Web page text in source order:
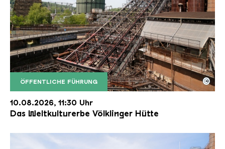
ÖFFENTLICHE FÜHRUNG
Der Erzschrägaufzug der Völklinger Hütte mit
Copyright: Weltkulturerbe Völklinger Hütte | Karl
©
10.08.2026, 11:30 Uhr
Das Weltkulturerbe Völklinger Hütte